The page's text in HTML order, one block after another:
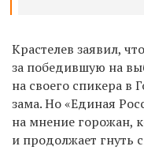
Крастелев заявил,
за победившую на
на своего спикера в
зама. Но «Единая
на мнение горожан,
и продолжает гнуть